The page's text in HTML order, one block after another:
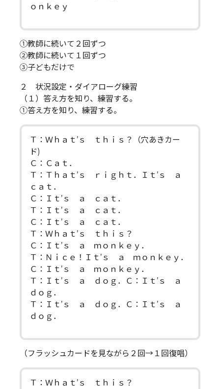
ｏｎｋｅｙ
①教師に続いて２回ずつ
②教師に続いて１回ずつ
③子どもだけで
２ 状況設定・ダイアローグ練習
（１）答え方を知り、練習する。
①答え方を知り、練習する。
Ｔ：Ｗｈａｔ’ｓ ｔｈｉｓ？（穴あきカー
ド)
Ｃ：Ｃａｔ．
Ｔ：Ｔｈａｔ’ｓ ｒｉｇｈｔ．Ｉｔ’ｓ ａ
ｃａｔ．
Ｃ：Ｉｔ’ｓ ａ ｃａｔ．
Ｔ：Ｉｔ’ｓ ａ ｃａｔ．
Ｃ：Ｉｔ’ｓ ａ ｃａｔ．
Ｔ：Ｗｈａｔ’ｓ ｔｈｉｓ？
Ｃ：Ｉｔ’ｓ ａ ｍｏｎｋｅｙ．
Ｔ：Ｎｉｃｅ！Ｉｔ’ｓ ａ ｍｏｎｋｅｙ．
Ｃ：Ｉｔ’ｓ ａ ｍｏｎｋｅｙ．
Ｔ：Ｉｔ’ｓ ａ ｄｏｇ．Ｃ：Ｉｔ’ｓ ａ
ｄｏｇ．
Ｔ：Ｉｔ’ｓ ａ ｄｏｇ．Ｃ：Ｉｔ’ｓ ａ
ｄｏｇ．
（フラッシュカードを見ながら２回→１回復唱）
Ｔ：Ｗｈａｔ’ｓ ｔｈｉｓ？